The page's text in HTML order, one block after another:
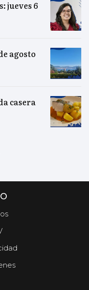
jueves 6
agosto
casera